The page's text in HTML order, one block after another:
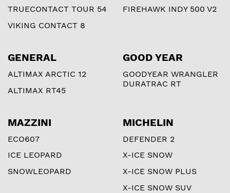
TRUECONTACT TOUR 54
VIKING CONTACT 8
FIREHAWK INDY 500 V2
GENERAL
ALTIMAX ARCTIC 12
ALTIMAX RT45
GOOD YEAR
GOODYEAR WRANGLER
DURATRAC RT
MAZZINI
ECO607
ICE LEOPARD
SNOWLEOPARD
MICHELIN
DEFENDER 2
X-ICE SNOW
X-ICE SNOW PLUS
X-ICE SNOW SUV